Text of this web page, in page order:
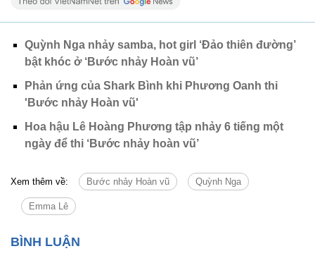
Quỳnh Nga nhảy samba, hot girl ‘Đảo thiên đường’
bật khóc ở ‘Bước nhảy Hoàn vũ’
Phản ứng của Shark Bình khi Phương Oanh thi
'Bước nhảy Hoàn vũ'
Hoa hậu Lê Hoàng Phương tập nhảy 6 tiếng một
ngày để thi ‘Bước nhảy hoàn vũ’
Xem thêm về: Bước nhảy Hoàn vũ Quỳnh Nga
Emma Lê